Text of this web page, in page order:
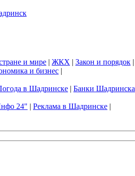
и мире | ЖКХ | Закон и порядок |
и бизнес |
в Шадринске | Банки Шадринска
24" | Реклама в Шадринске |